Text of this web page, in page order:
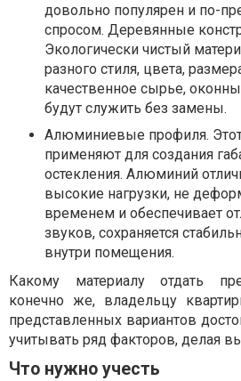
довольно популярен и по-
спросом. Деревянные
Экологически чистый
разного стиля, цвета,
качественное сырье,
будут служить без замены.
Алюминиевые профиля.
применяют для создания
остекления. Алюминий
высокие нагрузки, не
временем и обеспечивает
звуков, сохраняется
внутри помещения.
Какому материалу отдать
конечно же, владельцу
представленных вариантов
учитывать ряд факторов, делая
Что нужно учесть